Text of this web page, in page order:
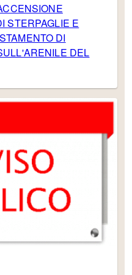
STERPAGLIE E
DI
DEL